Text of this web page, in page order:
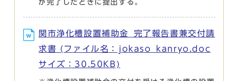
が完了したときに提出する。
関市浄化槽設置補助金_完了報告書兼交付請
求書 (ファイル名：jokaso_kanryo.doc
サイズ：30.50KB)